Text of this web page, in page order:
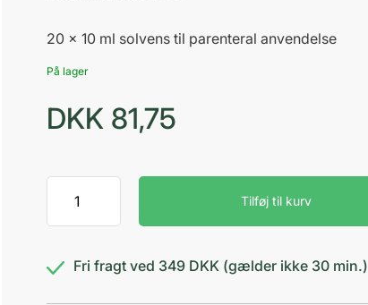
20 x 10 ml solvens til parenteral anvendelse
På lager
DKK 81,75
Vand
Mini-
antal
Tilføj til kurv
Fri fragt ved 349 DKK (gælder ikke 30 min.)